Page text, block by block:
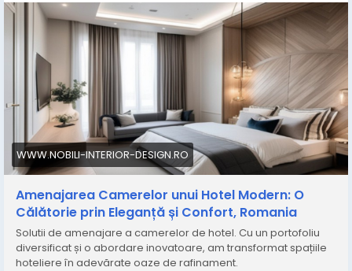
ambiental inteligent și tehnologia integrată aduc o
notă de modernitate, în timp ce textilele tactile și
accentele de culoare adaugă caldura necesară.
Fiecare element, de la arta de perete la alegerea
materialelor, este gândit pentru a oferi o experiență
deosebită. O oază de eleganță modernă, fiecare
cameră reflectă viziunea noastră asupra luxului
contemporan și atenției la detalii. Transformă-ți
spațiul într-un sanctuar de relaxare și rafinament, cu
amenajarea camerei tale de hotel în stil modern de la
Nobili Interior Design.
✅ Citeste tot articolul pe site:https://www.nobili-
interior-design.ro/blog/design-hotel/amenajarea-
camerelor-unui-ho-tel-modern-o-calatorie-prin-
eleganta-si-confort
WWW.NOBILI-INTERIOR-DESIGN.RO
Amenajarea Camerelor unui Hotel Modern: O
Călătorie prin Eleganță și Confort, Romania
Solutii de amenajare a camerelor de hotel. Cu un portofoliu
diversificat și o abordare inovatoare, am transformat spațiile
hoteliere în adevărate oaze de rafinament.